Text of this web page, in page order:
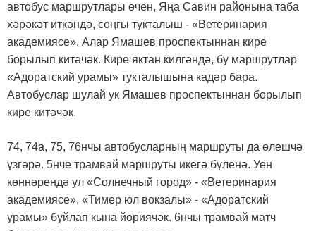
автобус маршрутлары өчен, Яңа Савин районына таба
хәрәкәт иткәндә, соңгы тукталыш - «Ветеринария
академиясе». Алар Ямашев проспектыннан кире
борылып китәчәк. Кире яктан килгәндә, бу маршрутлар
«Адоратский урамы» тукталышына кадәр бара.
Автобуслар шулай ук Ямашев проспектыннан борылып
кире китәчәк.
74, 74а, 75, 76нчы автобусларның маршруты да өлешчә
үзгәрә. 5нче трамвай маршруты икегә бүленә. Уен
көннәрендә ул «Солнечный город» - «Ветеринария
академиясе», «Тимер юл вокзалы» - «Адоратский
урамы» буйлап кына йөриячәк. 6нчы трамвай матч